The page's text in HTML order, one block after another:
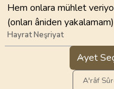
Hem onlara mühlet
(onları âniden
Hayrat Neşriyat
Ayet
A'râf